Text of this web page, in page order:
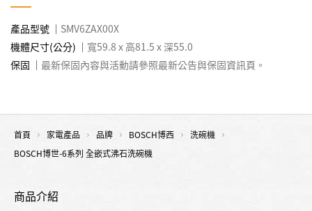
產品型號
SMV6ZAX00X
機體尺寸(公分)
寬59.8 x 高81.5 x 深55.0
保固
最新保固內容與活動請參照最新公告與保固資訊頁。
首頁 家電產品 品牌 BOSCH博西
洗碗機
BOSCH博世-6系列 全嵌式沸石洗碗機
商品介紹